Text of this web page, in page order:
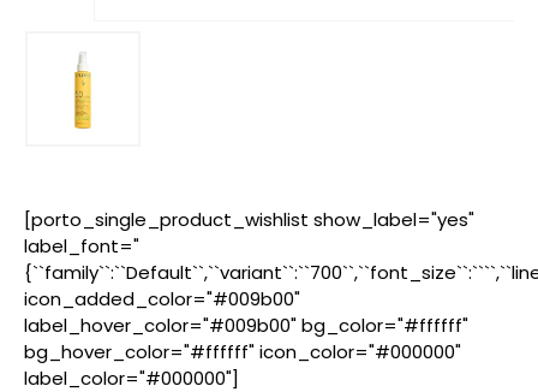
[porto_single_product_wishlist show_label="yes"
label_font="
icon_added_color="#009b00"
label_hover_color="#009b00" bg_color="#ffffff"
bg_hover_color="#ffffff" icon_color="#000000"
label_color="#000000"]